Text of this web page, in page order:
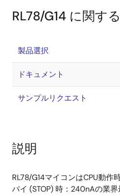
RL78/G14 に関す
製品選択
ドキュメント
サンプルリクエスト
説明
RL78/G14マイコンはCPU動作
バイ (STOP) 時：240nAの業